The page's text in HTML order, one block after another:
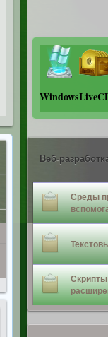
Windows
Веб-
Среды
Скрипты